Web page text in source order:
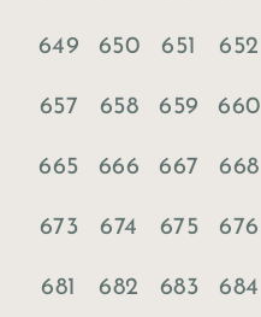
649 650 651 652
657 658 659 660
665 666 667 668
673 674 675 676
681 682 683 684